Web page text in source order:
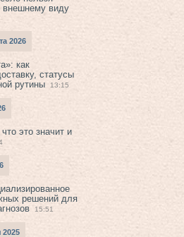
внешнему виду
2026
как
статусы
рутины
13:15
это значит и
решений для
15:51
2025